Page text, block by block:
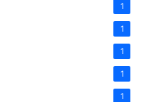
1
1
1
1
1